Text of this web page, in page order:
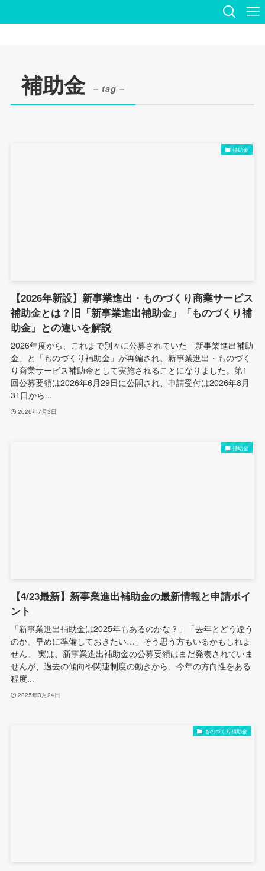
補助金 – tag –
補助金
【2026年新設】新事業進出・ものづくり商業サービス
補助金とは？旧「新事業進出補助金」「ものづくり補
助金」との違いを解説
2026年度から、これまで別々に公募されていた「新事業進出補助
金」と「ものづくり補助金」が再編され、新事業進出・ものづく
り商業サービス補助金として実施されることになりました。第1
回公募要領は2026年6月29日に公開され、申請受付は2026年8月
31日から...
2026年7月3日
補助金
【4/23最新】新事業進出補助金の最新情報と申請ポイ
ント
「新事業進出補助金は2025年もあるのかな？」「去年とどう違う
のか、早めに準備しておきたい…」そう思う方もいるかもしれま
せん。 実は、新事業進出補助金の公募要領はまだ発表されていま
せんが、過去の傾向や関連制度の動きから、今年の方向性をある
程度...
2025年3月24日
ものづくり補助金